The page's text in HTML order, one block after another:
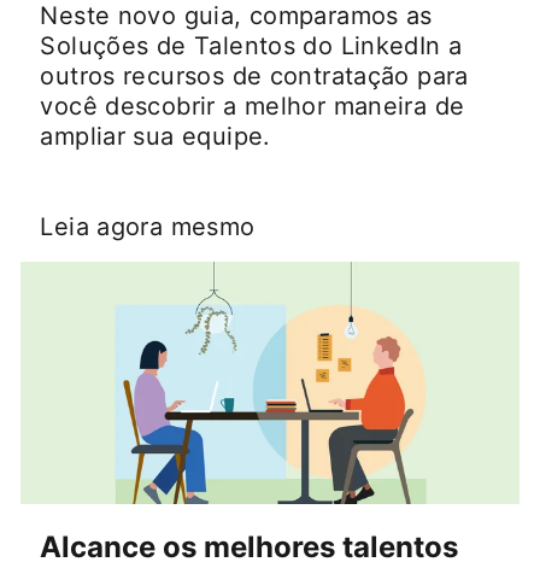
Neste novo guia, comparamos as
Soluções de Talentos do LinkedIn a
outros recursos de contratação para
você descobrir a melhor maneira de
ampliar sua equipe.
Leia agora mesmo
Alcance os melhores talentos